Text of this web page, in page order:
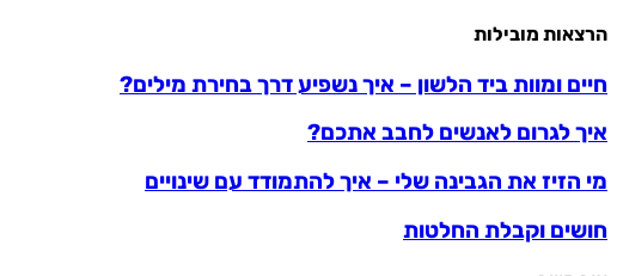
הרצאות מובילות
חיים ומוות ביד הלשון – איך נשפיע דרך בחירת מילים?
איך לגרום לאנשים לחבב אתכם?
מי הזיז את הגבינה שלי – איך להתמודד עם שינויים
חושים וקבלת החלטות